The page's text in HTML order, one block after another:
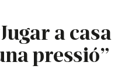
a casa
pressió”